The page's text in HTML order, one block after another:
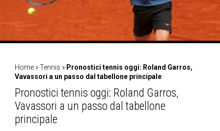
Home »Tennis » Pronostici tennis oggi: Roland Garros,
Vavassori a un passo dal tabellone principale
Pronostici tennis oggi: Roland Garros,
Vavassori a un passo dal tabellone
principale